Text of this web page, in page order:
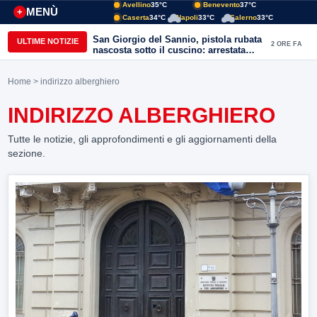
MENÙ
+
Avellino35°C Benevento37°C
Caserta34°C Napoli33°C Salerno33°C
ULTIME NOTIZIE
San Giorgio del Sannio, pistola rubata
nascosta sotto il cuscino: arrestata
51enne
2 ORE FA
Home > indirizzo alberghiero
INDIRIZZO ALBERGHIERO
Tutte le notizie, gli approfondimenti e gli aggiornamenti della
sezione.